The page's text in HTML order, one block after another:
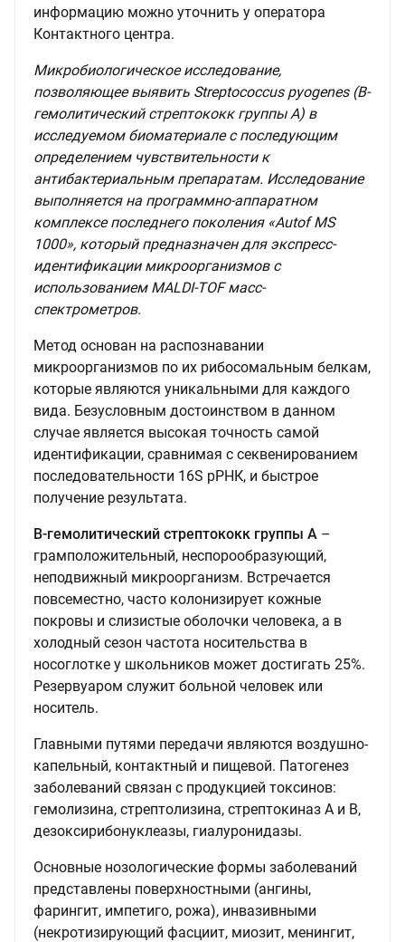
информацию можно уточнить у оператора
Контактного центра.
Микробиологическое исследование,
позволяющее выявить Streptococcus pyogenes (В-
гемолитический стрептококк группы А) в
исследуемом биоматериале с последующим
определением чувствительности к
антибактериальным препаратам. Исследование
выполняется на программно-аппаратном
комплексе последнего поколения «Autof MS
1000», который предназначен для экспресс-
идентификации микроорганизмов с
использованием MALDI-TOF масс-
спектрометров.
Метод основан на распознавании
микрοοрганизмов по их рибοсοмальным белкам,
которые являются уникальными для каждого
вида. Безусловным достоинством в данном
случае является высокая точность самой
идентификации, сравнимая с секвенированием
последовательности 16S рРНК, и быстрое
получение результата.
В-гемолитический стрептококк группы А –
грамположительный, неспорообразующий,
неподвижный микроорганизм. Встречается
повсеместно, часто колонизирует кожные
покровы и слизистые оболочки человека, а в
холодный сезон частота носительства в
носоглотке у школьников может достигать 25%.
Резервуаром служит больной человек или
носитель.
Главными путями передачи являются воздушно-
капельный, контактный и пищевой. Патогенез
заболеваний связан с продукцией токсинов:
гемолизина, стрептолизина, стрептокиназ А и В,
дезоксирибонуклеазы, гиалуронидазы.
Основные нозологические формы заболеваний
представлены поверхностными (ангины,
фарингит, импетиго, рожа), инвазивными
(некротизирующий фасциит, миозит, менингит,